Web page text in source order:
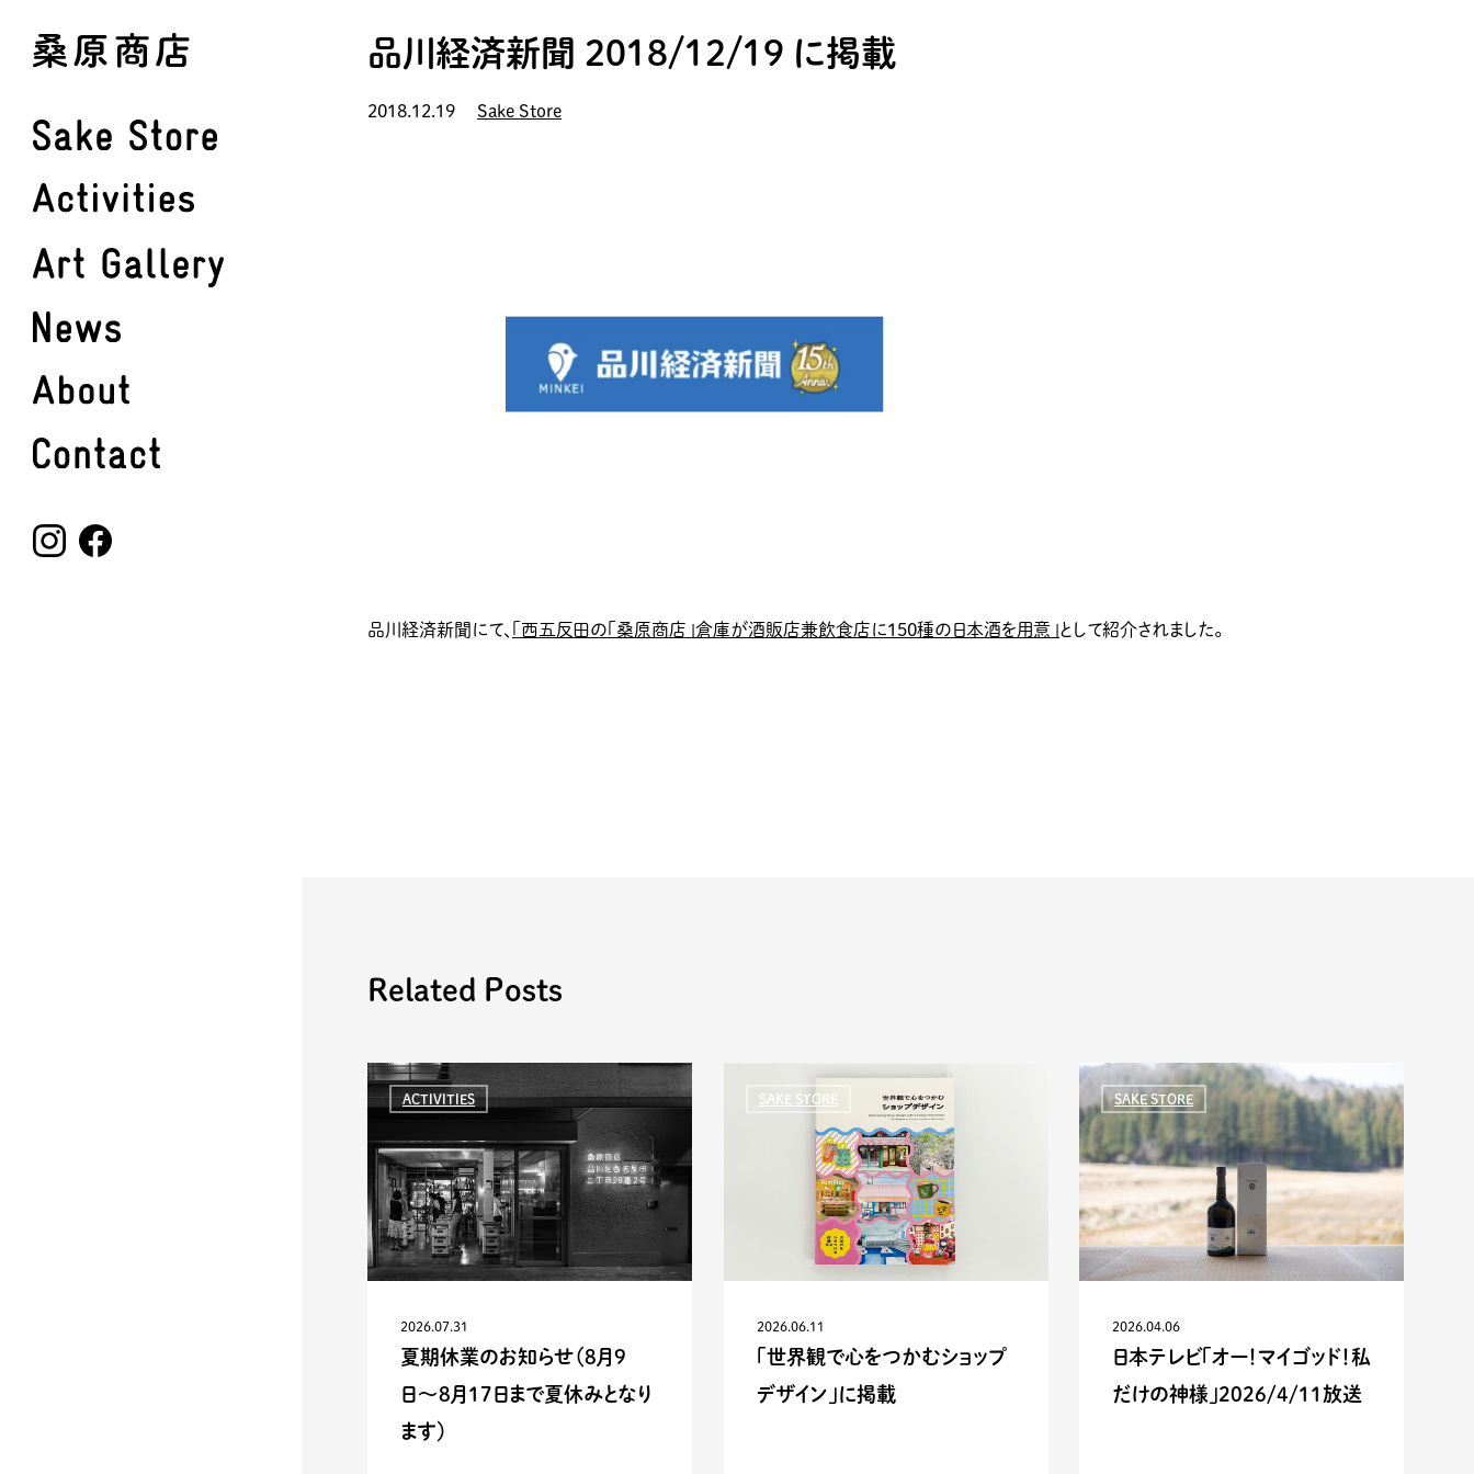
品川経済新聞 2018/12/19 に掲載
2018.12.19 Sake Store
品川経済新聞にて、 「西五反田の「桑原商店」倉庫が酒販店兼飲食店に150種の日本酒を用意」として紹介されました。
Related Posts
ACTIVITIES
2026.07.31
夏期休業のお知らせ（8月9
日〜8月17日まで夏休みとなり
ます）
SAKE STORE
2026.06.11
「世界観で心をつかむショップ
デザイン」に掲載
SAKE STORE
2026.04.06
日本テレビ「オー！マイゴッド！私
だけの神様」2026/4/11放送